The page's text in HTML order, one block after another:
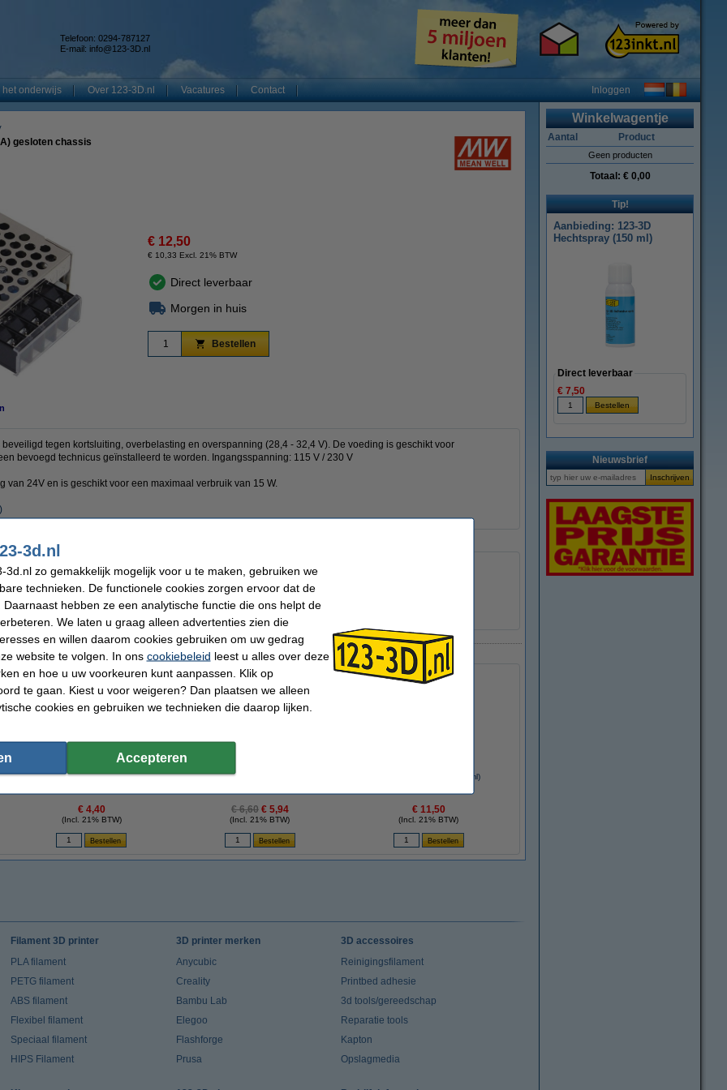
Telefoon: 0294-787127
E-mail: info@123-3D.nl
het onderwijs Over 123-3D.nl Vacatures Contact Inloggen
A) gesloten chassis
€ 12,50
€ 10,33 Excl. 21% BTW
Direct leverbaar
Morgen in huis
Bestellen
tegen kortsluiting, overbelasting en overspanning (28,4 - 32,4 V). De voeding is geschikt voor
bevoegd technicus geïnstalleerd te worden. Ingangsspanning: 115 V / 230 V
van 24V en is geschikt voor een maximaal verbruik van 15 W.
Well Nominale stroom:
62 x 51 x 28 mm (LxBxH)
/ 115V Extra info:
Ons Artikelnr:
DC
artikel ook besteld hebben
Schakelaar SPST 5 A 250 V voor
€ 4,40
(Incl. 21% BTW)
Ventilator | 24V | 60x60x11 mm | axiaal
€ 6,60 € 5,94
(Incl. 21% BTW)
3DLAC hechtspray (400 ml)
€ 11,50
(Incl. 21% BTW)
Winkelwagentje
Aantal Product
Geen producten
Totaal: € 0,00
Tip!
Aanbieding: 123-3D
Hechtspray (150 ml)
Direct leverbaar
€ 7,50
Nieuwsbrief
Filament 3D printer
PLA filament
PETG filament
ABS filament
Flexibel filament
Speciaal filament
HIPS Filament
3D printer merken
Anycubic
Creality
Bambu Lab
Elegoo
Flashforge
Prusa
3D accessoires
Reinigingsfilament
Printbed adhesie
3d tools/gereedschap
Reparatie tools
Kapton
Opslagmedia
3d.nl
3d.nl zo gemakkelijk mogelijk voor u te maken, gebruiken we
technieken. De functionele cookies zorgen ervoor dat de
hebben ze een analytische functie die ons helpt de
We laten u graag alleen advertenties zien die
en willen daarom cookies gebruiken om uw gedrag
website te volgen. In ons cookiebeleid leest u alles over deze
en hoe u uw voorkeuren kunt aanpassen. Klik op
te gaan. Kiest u voor weigeren? Dan plaatsen we alleen
cookies en gebruiken we technieken die daarop lijken.
Accepteren